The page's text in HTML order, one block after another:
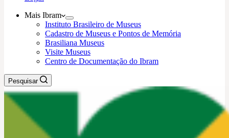
Mais Ibram
Instituto Brasileiro de Museus
Cadastro de Museus e Pontos de Memória
Brasiliana Museus
Visite Museus
Centro de Documentação do Ibram
Pesquisar